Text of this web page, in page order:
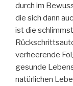
durch im
die sich dann
ist die
verheerende
gesunde
natürlichen